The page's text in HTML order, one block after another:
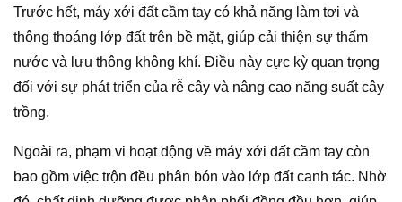
Trước hết, máy xới đất cầm tay có khả năng làm tơi và
thông thoáng lớp đất trên bề mặt, giúp cải thiện sự thấm
nước và lưu thông không khí. Điều này cực kỳ quan trọng
đối với sự phát triển của rễ cây và nâng cao năng suất cây
trồng.
Ngoài ra, phạm vi hoạt động về máy xới đất cầm tay còn
bao gồm việc trộn đều phân bón vào lớp đất canh tác. Nhờ